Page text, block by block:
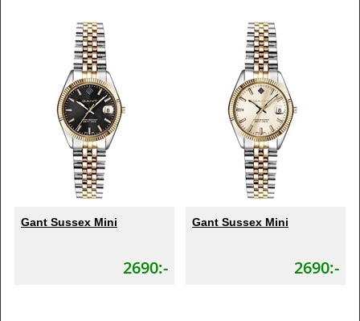
Gant Sussex Mini
2690:-
Gant Sussex Mini
2690:-